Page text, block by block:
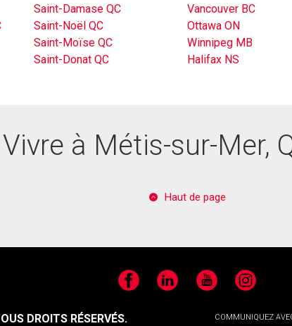
Saint-Damase QC
Saint-Noël QC
Saint-Moïse QC
Saint-Donat QC
Vancouver BC
Ottawa ON
Winnipeg MB
Halifax NS
Vivre à Métis-sur-Mer,
Haut de page
FacebookLinkedIn YouTubeInstagram
COMMUNIQUEZ
DROITS RÉSERVÉS.